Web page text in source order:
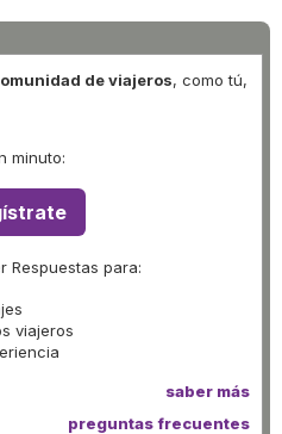
de viajeros, como tú,
minuto:
Respuestas para:
viajeros
saber más
preguntas frecuentes